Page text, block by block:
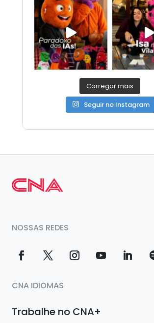
Carregar mais
Seguir no Instagram
NOSSAS REDES
CNA IDIOMAS
Trabalhe no CNA+